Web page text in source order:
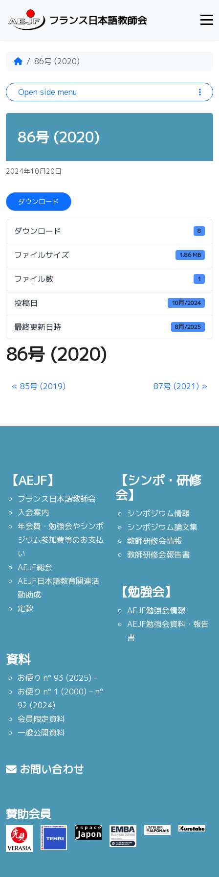
フランス日本語教師会
Home86号 (2020)
86号 (2020)
2024年10月20日
ダウンロード
ダウンロード 8
ファイルサイズ 1.86 MB
ファイル数 1
投稿日 10月/2024
最終更新日時 8月/2025
86号 (2020)
85号 (2019) 87号 (2021)
Open side menu
【AEJF】
フランス日本語教師会
入会案内
年会費・勉強会やシンポ
ジウム参加費等のお支払
い
AEJF総会
AEJF日本語教育関連活
動助成
定款
【シンポ・研修
会】
シンポジウム情報
シンポジウム論文集
教師研修会情報
教師研修会報告書
【勉強会】
AEJF勉強会情報
AEJF勉強会資料・報告
書
資料
お便り n° 93 (2025) –
お便り n° 1 (2000) – n°
92 (2024)
会員限定資料
一般公開資料
お問い合わせ
賛助会員